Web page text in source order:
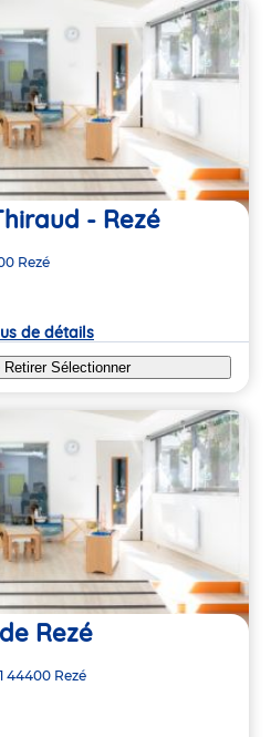
- Rezé
Rezé
de détails
Retirer Sélectionner
Rezé
44400 Rezé